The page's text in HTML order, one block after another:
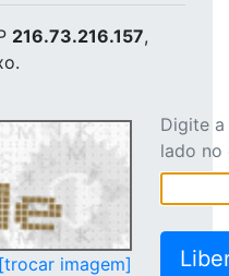
216.73.216.157,
[trocar imagem]
Digite
lado no